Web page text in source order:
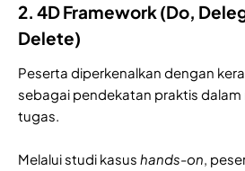
2. 4D Framework (Do,
Delete)
Peserta diperkenalkan dengan
sebagai pendekatan praktis
tugas.
Melalui studi kasus hands-on,